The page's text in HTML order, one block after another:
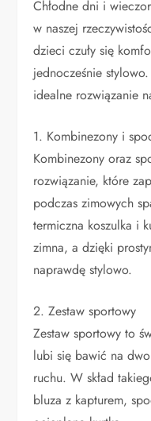
Chłodne dni i
w naszej
dzieci czuły się
jednocześnie
idealne rozwiązanie
1. Kombinezony i
Kombinezony oraz
rozwiązanie, które
podczas zimowych
termiczna koszulka i
zimna, a dzięki
naprawdę stylowo.
2. Zestaw sportowy
Zestaw sportowy to
lubi się bawić na
ruchu. W skład
bluza z kapturem,